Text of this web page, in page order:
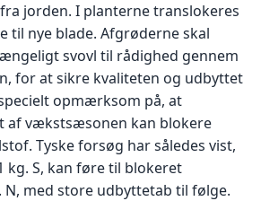
jorden. I planterne translokeres
til nye blade. Afgrøderne skal
svovl til rådighed gennem
for at sikre kvaliteten og udbyttet
opmærksom på, at
af vækstsæsonen kan blokere
Tyske forsøg har således vist,
kg. S, kan føre til blokeret
N, med store udbyttetab til følge.